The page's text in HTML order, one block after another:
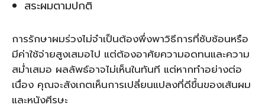
สระผมตามปกติ
การรักษาผมร่วงไม่จำเป็นต้องพึ่งพาวิธีการที่ซับซ้อนหรือ
มีค่าใช้จ่ายสูงเสมอไป แต่ต้องอาศัยความอดทนและความ
สม่ำเสมอ ผลลัพธ์อาจไม่เห็นในทันที แต่หากทำอย่างต่อ
เนื่อง คุณจะสังเกตเห็นการเปลี่ยนแปลงที่ดีขึ้นของเส้นผม
และหนังศีรษะ